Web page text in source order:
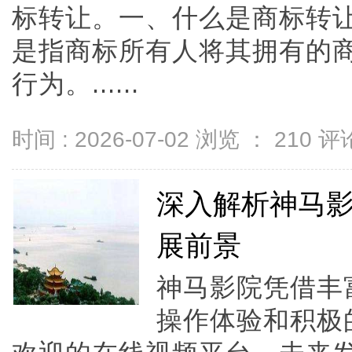
标转让。一、什么是商标转
是指商标所有人将其拥有的
行为。......
时间 : 2026-07-02 浏览 ： 210 评
深入解析神马
展前景
神马影院凭借
操作体验和积